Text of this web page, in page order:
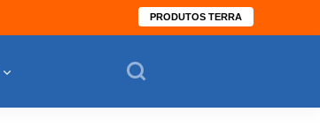
PRODUTOS TERRA